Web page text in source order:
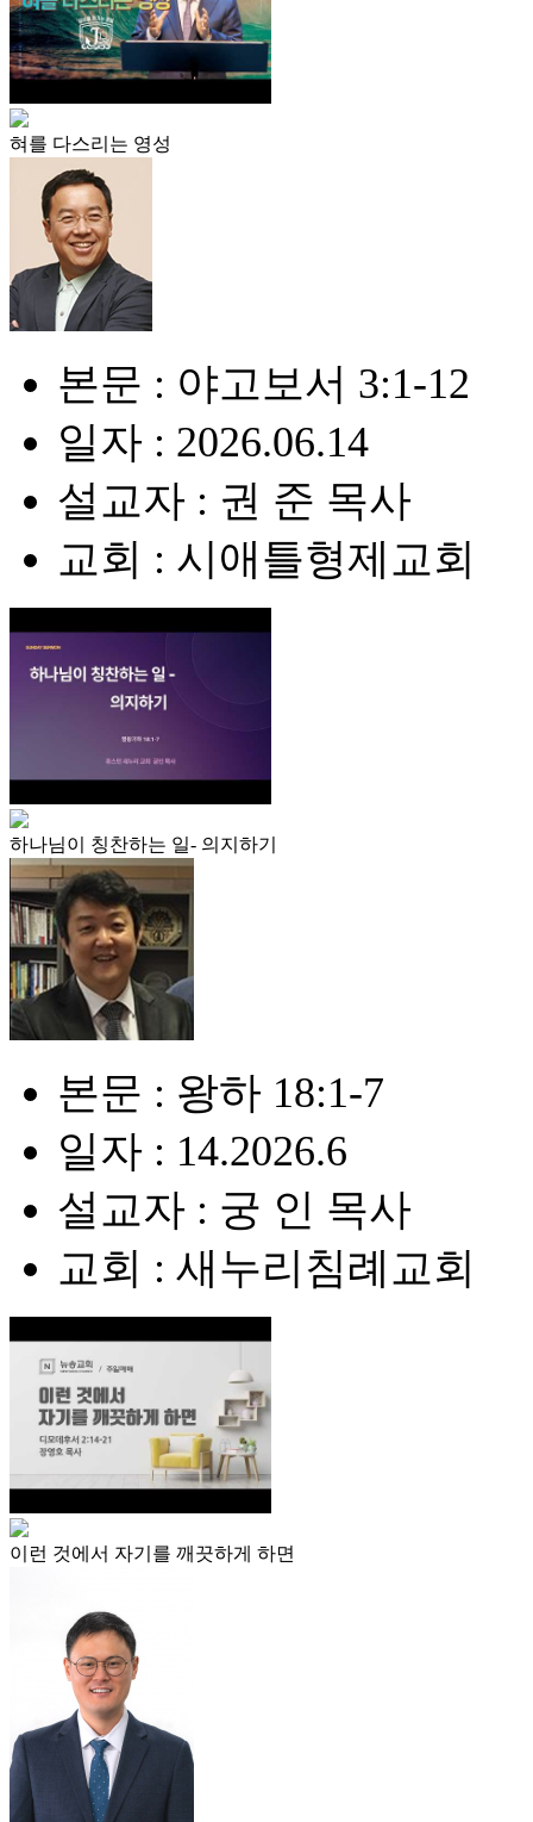
혀를 다스리는 영성
본문 : 야고보서 3:1-12
일자 : 2026.06.14
설교자 : 권 준 목사
교회 : 시애틀형제교회
하나님이 칭찬하는 일- 의지하기
본문 : 왕하 18:1-7
일자 : 14.2026.6
설교자 : 궁 인 목사
교회 : 새누리침례교회
이런 것에서 자기를 깨끗하게 하면